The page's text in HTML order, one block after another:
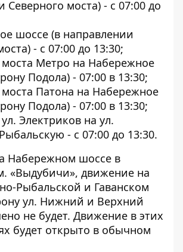
Северного моста) - с 07:00 до
шоссе (в направлении
- с 07:00 до 13:30;
моста Метро на Набережное
Подола) - 07:00 в 13:30;
моста Патона на Набережное
Подола) - 07:00 в 13:30;
Электриков на ул.
- с 07:00 до 13:30.
Набережном шоссе в
«Выдубичи», движение на
Рыбальской и Гаванском
ул. Нижний и Верхний
не будет. Движение в этих
будет открыто в обычном